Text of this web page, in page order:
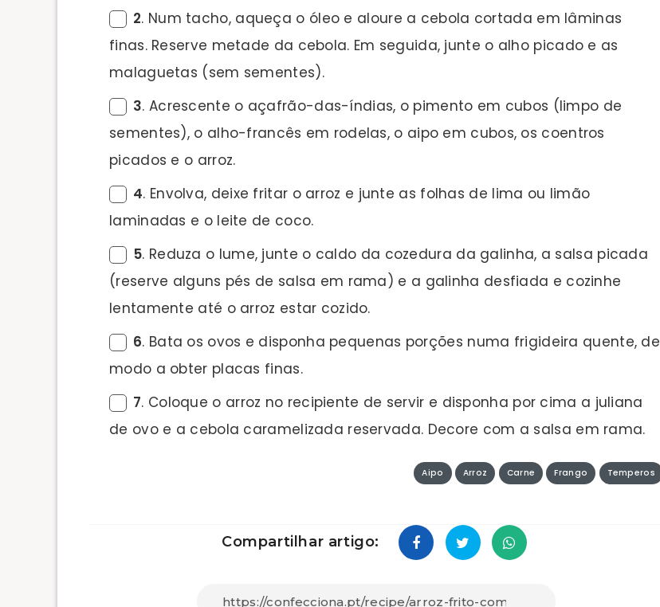
2. Num tacho, aqueça o óleo e aloure a cebola cortada em lâminas
finas. Reserve metade da cebola. Em seguida, junte o alho picado e as
malaguetas (sem sementes).
3. Acrescente o açafrão-das-índias, o pimento em cubos (limpo de
sementes), o alho-francês em rodelas, o aipo em cubos, os coentros
picados e o arroz.
4. Envolva, deixe fritar o arroz e junte as folhas de lima ou limão
laminadas e o leite de coco.
5. Reduza o lume, junte o caldo da cozedura da galinha, a salsa picada
(reserve alguns pés de salsa em rama) e a galinha desfiada e cozinhe
lentamente até o arroz estar cozido.
6. Bata os ovos e disponha pequenas porções numa frigideira quente, de
modo a obter placas finas.
7. Coloque o arroz no recipiente de servir e disponha por cima a juliana
de ovo e a cebola caramelizada reservada. Decore com a salsa em rama.
Aipo Arroz Carne Frango Temperos
Compartilhar artigo: